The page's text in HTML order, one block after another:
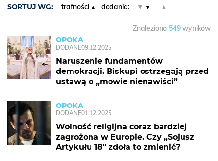
SORTUJ WG: trafności dodania: ▼ ▲
Znaleziono 549 wyników
OPOKA
DODANE09.12.2025
Naruszenie fundamentów
demokracji. Biskupi ostrzegają przed
ustawą o „mowie nienawiści”
OPOKA
DODANE01.12.2025
Wolność religijna coraz bardziej
zagrożona w Europie. Czy „Sojusz
Artykułu 18" zdoła to zmienić?